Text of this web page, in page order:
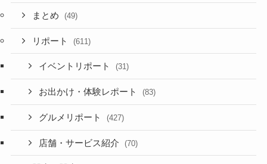
まとめ (49)
リポート (611)
イベントリポート (31)
お出かけ・体験レポート (83)
グルメリポート (427)
店舗・サービス紹介 (70)